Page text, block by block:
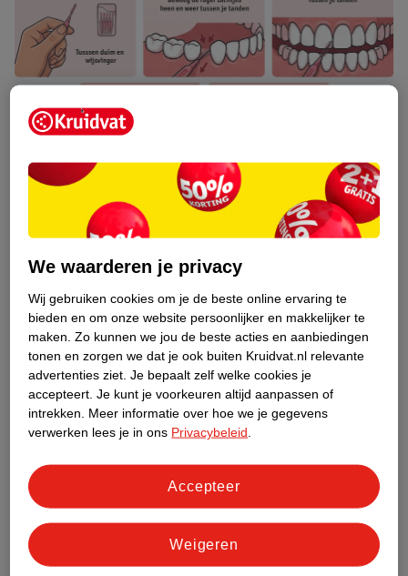
Tanden ragen: voor of na het poetsen?
Of je tanden voor of na het poetsen raagt, maakt niet uit. Als je
en voelt je gebit schoon en fris. Raag je na het poetsen, dan zie
je goed welke restjes nog zijn achtergebleven. Je kiest zelf wat
je fijner vindt.
Meer weten?Lees hier alles over het poetsen van je tanden
lees hier meer over de volgorde van je mondverzorging
We waarderen je privacy
Wij gebruiken cookies om je de beste online ervaring te
bieden en om onze website persoonlijker en makkelijker te
maken. Zo kunnen we jou de beste acties en aanbiedingen
tonen en zorgen we dat je ook buiten Kruidvat.nl relevante
advertenties ziet. Je bepaalt zelf welke cookies je
accepteert. Je kunt je voorkeuren altijd aanpassen of
intrekken.
Meer informatie over hoe we je gegevens
verwerken lees je in ons Privacybeleid
Weigeren
Accepteer